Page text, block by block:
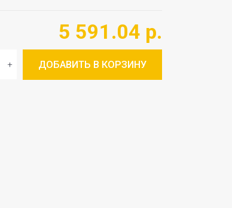
5 591.04 р.
ДОБАВИТЬ В КОРЗИНУ